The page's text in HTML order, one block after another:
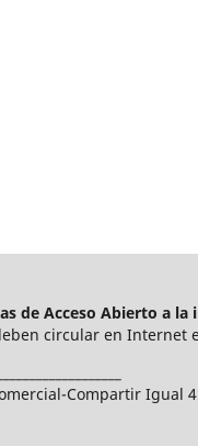
de Acceso Abierto a la
circular en
Compartir